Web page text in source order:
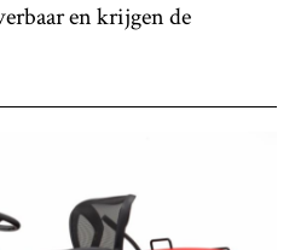
en krijgen de